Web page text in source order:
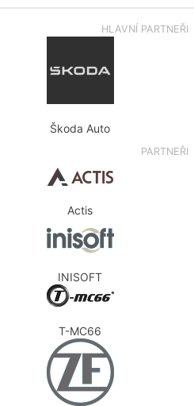
HLAVNÍ PARTNEŘI
Škoda Auto
PARTNEŘI
Actis
INISOFT
T-MC66